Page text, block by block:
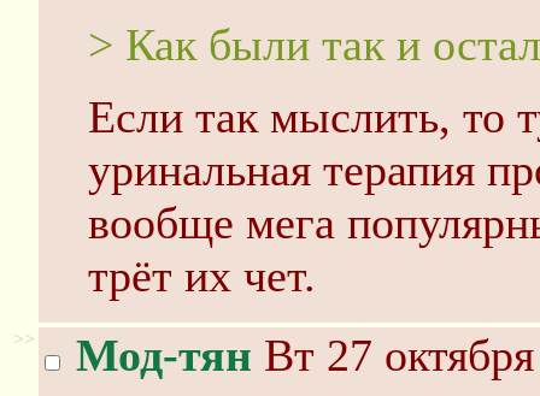
> Как были так и
Если так мыслить, то
уринальная терапия
вообще мега
трёт их чет.
>> Мод-тян Вт 27